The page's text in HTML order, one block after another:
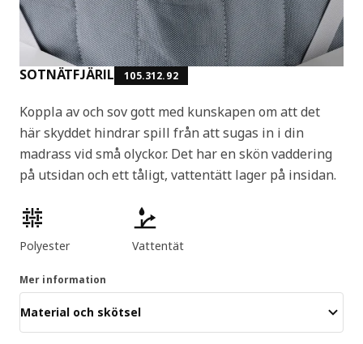
SOTNÄTFJÄRIL 105.312.92
Koppla av och sov gott med kunskapen om att det
här skyddet hindrar spill från att sugas in i din
madrass vid små olyckor. Det har en skön vaddering
på utsidan och ett tåligt, vattentätt lager på insidan.
Produktens egenskaper
Polyester Vattentät
Mer information
Material och skötsel